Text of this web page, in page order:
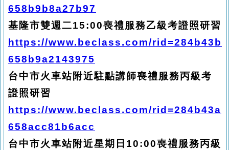
658b9b8a27b97
基隆市雙週二15:00喪禮服務乙級考證照研習
https://www.beclass.com/rid=284b43b
658b9a2143975
台中市火車站附近駐點講師喪禮服務丙級考
證照研習
https://www.beclass.com/rid=284b43a
658acc81b6acc
台中市火車站附近星期日10:00喪禮服務丙級